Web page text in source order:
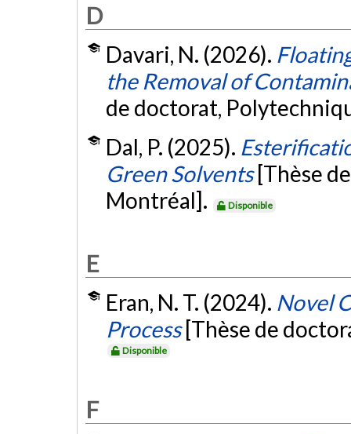
D
Davari, N. (2026).
the Removal of
de doctorat,
Dal, P. (2025).
Green Solvents [Thèse
Montréal].
Disponible
E
Eran, N. T. (2024). Novel
Process [Thèse de
Disponible
F